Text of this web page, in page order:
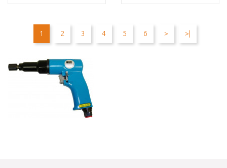
Összehasonlítás Összehasonlítás
1 2 3 4 5 6 > >|